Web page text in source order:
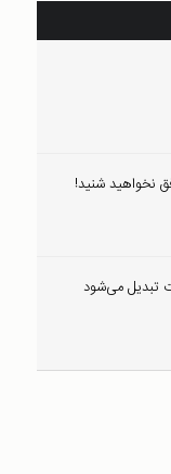
تبدیل می‌شود